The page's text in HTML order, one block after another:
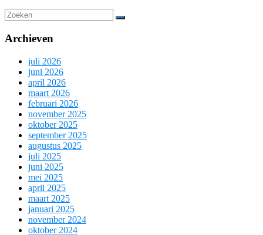
Archieven
juli 2026
juni 2026
april 2026
maart 2026
februari 2026
november 2025
oktober 2025
september 2025
augustus 2025
juli 2025
juni 2025
mei 2025
april 2025
maart 2025
januari 2025
november 2024
oktober 2024